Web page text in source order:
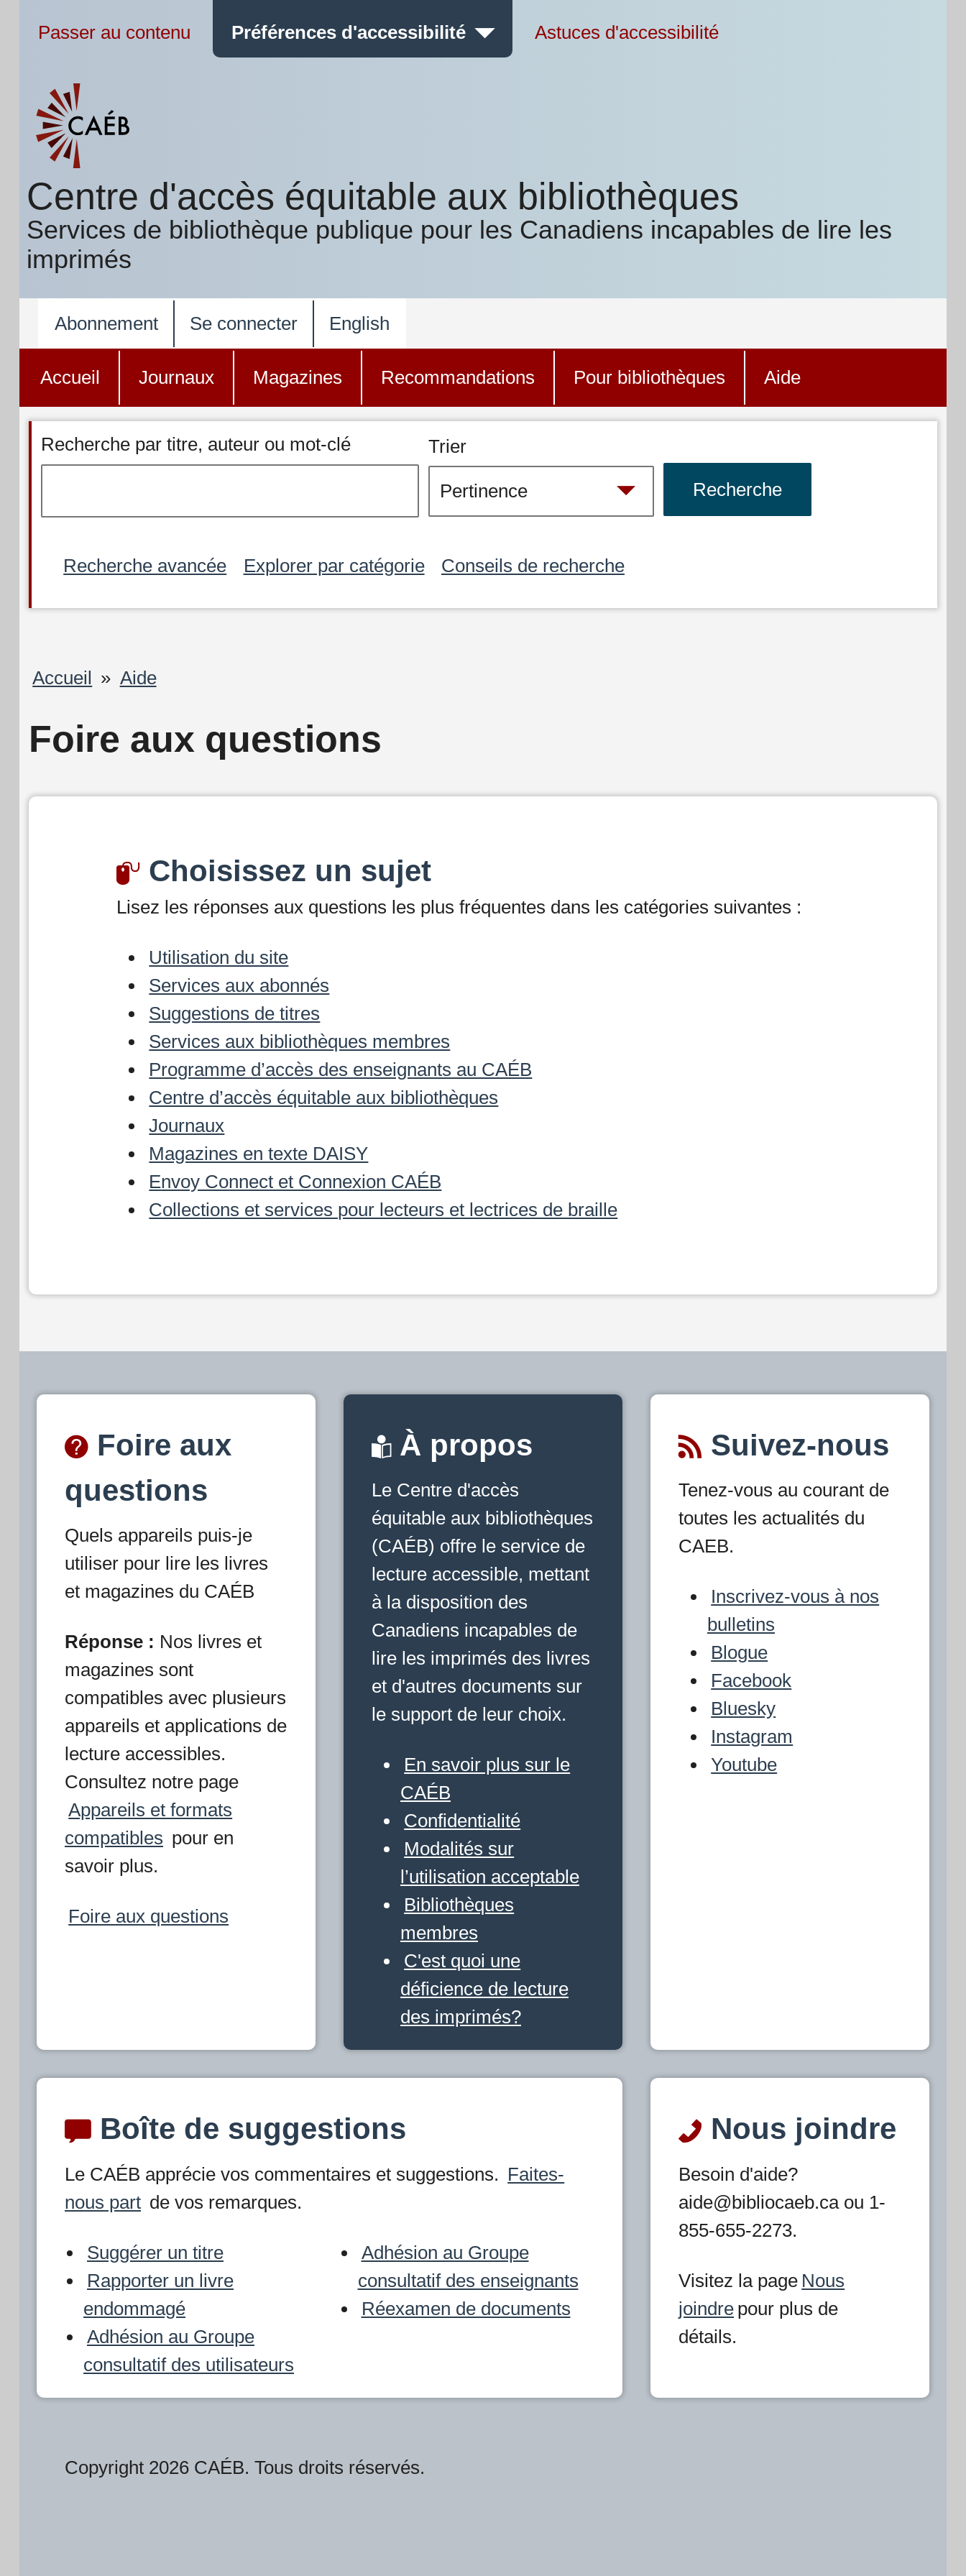
Passer au contenu Préférences d'accessibilité Astuces d'accessibilité
Centre d'accès équitable aux bibliothèques
Services de bibliothèque publique pour les Canadiens incapables de lire les
imprimés
Abonnement Se connecter English
Accueil Journaux Magazines Recommandations Pour bibliothèques Aide
Recherche par titre, auteur ou mot-clé Trier
Recherche avancée Explorer par catégorie Conseils de recherche
Fil
Accueil Aide
Foire aux questions
Choisissez un sujet
Lisez les réponses aux questions les plus fréquentes dans les catégories suivantes :
Utilisation du site
Services aux abonnés
Suggestions de titres
Services aux bibliothèques membres
Programme d’accès des enseignants au CAÉB
Centre d’accès équitable aux bibliothèques
Journaux
Magazines en texte DAISY
Envoy Connect et Connexion CAÉB
Collections et services pour lecteurs et lectrices de braille
Foire aux
questions
Quels appareils puis-je
utiliser pour lire les livres
et magazines du CAÉB
Réponse : Nos livres et
magazines sont
compatibles avec plusieurs
appareils et applications de
lecture accessibles.
Consultez notre page
Appareils et formats
compatibles pour en
savoir plus.
Foire aux questions
À propos
Le Centre d'accès
équitable aux bibliothèques
(CAÉB) offre le service de
lecture accessible, mettant
à la disposition des
Canadiens incapables de
lire les imprimés des livres
et d'autres documents sur
le support de leur choix.
En savoir plus sur le
CAÉB
Confidentialité
Modalités sur
l’utilisation acceptable
Bibliothèques
membres
C'est quoi une
déficience de lecture
des imprimés?
Suivez-nous
Tenez-vous au courant de
toutes les actualités du
CAEB.
Inscrivez-vous à nos
bulletins
Blogue
Facebook
Bluesky
Instagram
Youtube
Boîte de suggestions
Le CAÉB apprécie vos commentaires et suggestions. Faites-
nous part de vos remarques.
Suggérer un titre
Rapporter un livre
endommagé
Adhésion au Groupe
consultatif des utilisateurs
Adhésion au Groupe
consultatif des enseignants
Réexamen de documents
Nous joindre
Besoin d'aide?
aide@bibliocaeb.ca ou 1-
855-655-2273.
Visitez la page Nous
joindre pour plus de
détails.
Copyright 2026 CAÉB. Tous droits réservés.